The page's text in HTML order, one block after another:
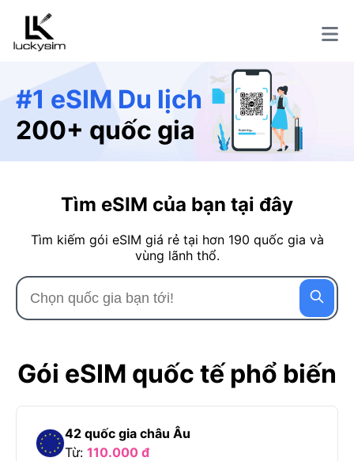
#1 eSIM Du lịch
200+ quốc gia
Tìm eSIM của bạn tại đây
Tìm kiếm gói eSIM giá rẻ tại hơn 190 quốc gia và
vùng lãnh thổ.
Gói eSIM quốc tế phổ biến
42 quốc gia châu Âu
Từ: 110.000 đ